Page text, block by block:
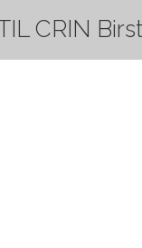
CRIN